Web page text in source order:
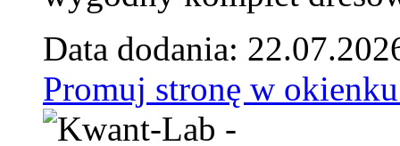
Data dodania:
Promuj stronę w